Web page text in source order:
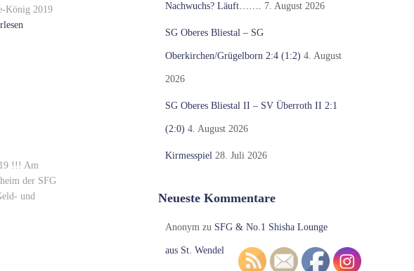
König 2019
!!! Am
der SFG
und
Nachwuchs? Läuft……. 7. August 2026
SG Oberes Bliestal – SG
Oberkirchen/Grügelborn 2:4 (1:2) 4. August
2026
SG Oberes Bliestal II – SV Überroth II 2:1
(2:0) 4. August 2026
Kirmesspiel 28. Juli 2026
Neueste Kommentare
Anonymzu SFG & No.1 Shisha Lounge
aus St. Wendel